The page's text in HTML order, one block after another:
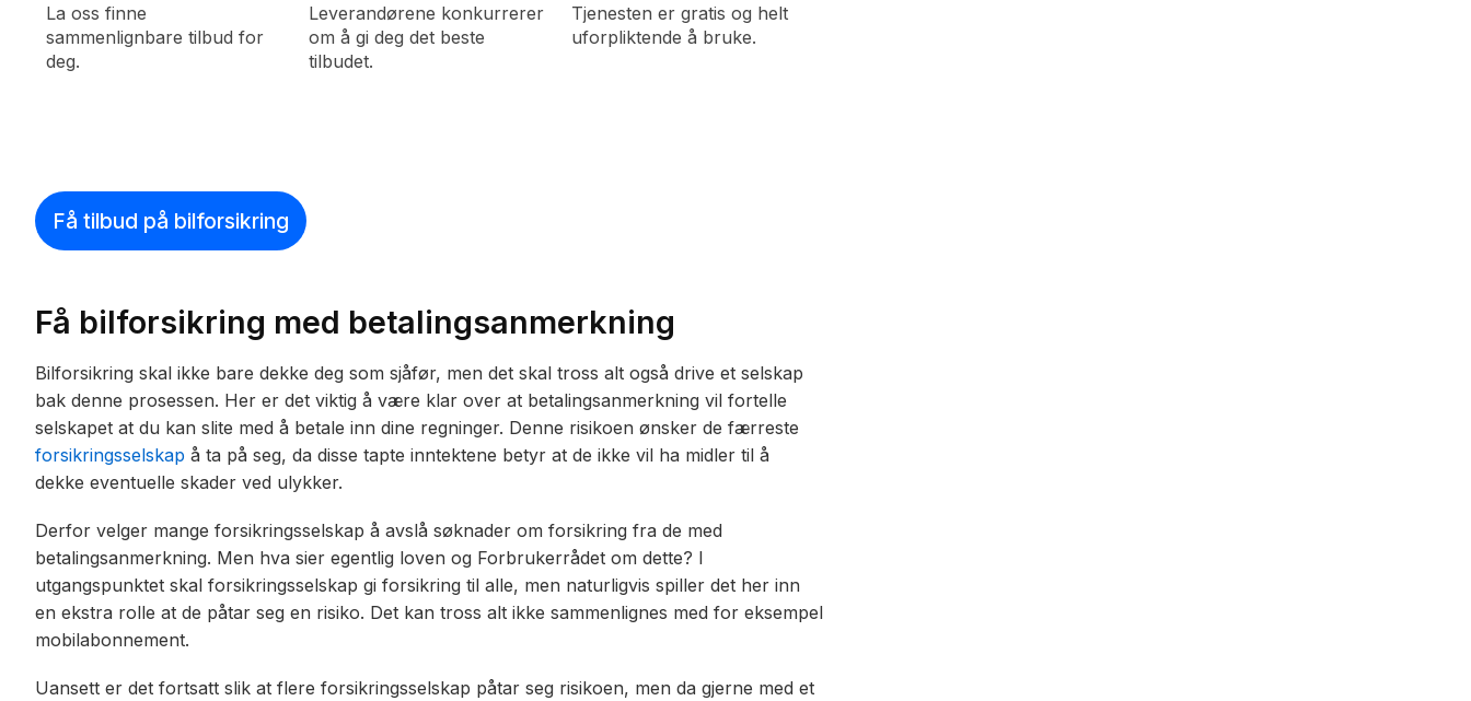
La oss finne
sammenlignbare tilbud for
deg.
Leverandørene konkurrerer
om å gi deg det beste
tilbudet.
Tjenesten er gratis og helt
uforpliktende å bruke.
Få tilbud på bilforsikring
Få bilforsikring med betalingsanmerkning
Bilforsikring skal ikke bare dekke deg som sjåfør, men det skal tross alt også drive et selskap
bak denne prosessen. Her er det viktig å være klar over at betalingsanmerkning vil fortelle
selskapet at du kan slite med å betale inn dine regninger. Denne risikoen ønsker de færreste
forsikringsselskap å ta på seg, da disse tapte inntektene betyr at de ikke vil ha midler til å
dekke eventuelle skader ved ulykker.
Derfor velger mange forsikringsselskap å avslå søknader om forsikring fra de med
betalingsanmerkning. Men hva sier egentlig loven og Forbrukerrådet om dette? I
utgangspunktet skal forsikringsselskap gi forsikring til alle, men naturligvis spiller det her inn
en ekstra rolle at de påtar seg en risiko. Det kan tross alt ikke sammenlignes med for eksempel
mobilabonnement.
Uansett er det fortsatt slik at flere forsikringsselskap påtar seg risikoen, men da gjerne med et